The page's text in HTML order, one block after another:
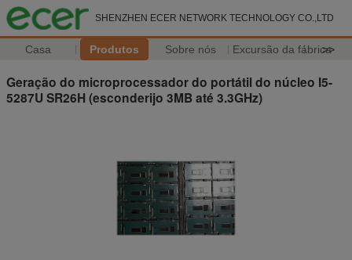
SHENZHEN ECER NETWORK TECHNOLOGY CO.,LTD
Casa Produtos Sobre nós Excursão da fábrica
>>
Geração do microprocessador do portátil do núcleo I5-
5287U SR26H (esconderijo 3MB até 3.3GHz)